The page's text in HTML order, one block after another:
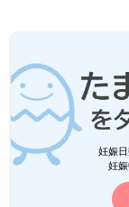
妊娠
妊